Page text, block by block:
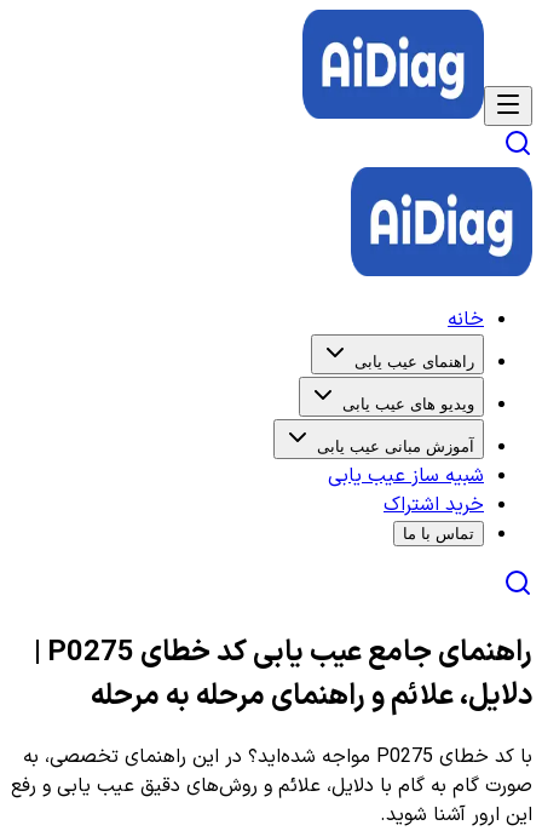
خانه
راهنمای عیب یابی
ویدیو های عیب یابی
آموزش مبانی عیب یابی
شبیه ساز عیب یابی
خرید اشتراک
تماس با ما
راهنمای جامع عیب یابی کد خطای P0275 |
دلایل، علائم و راهنمای مرحله به مرحله
با کد خطای P0275 مواجه شده‌اید؟ در این راهنمای تخصصی، به
صورت گام به گام با دلایل، علائم و روش‌های دقیق عیب یابی و رفع
این ارور آشنا شوید.